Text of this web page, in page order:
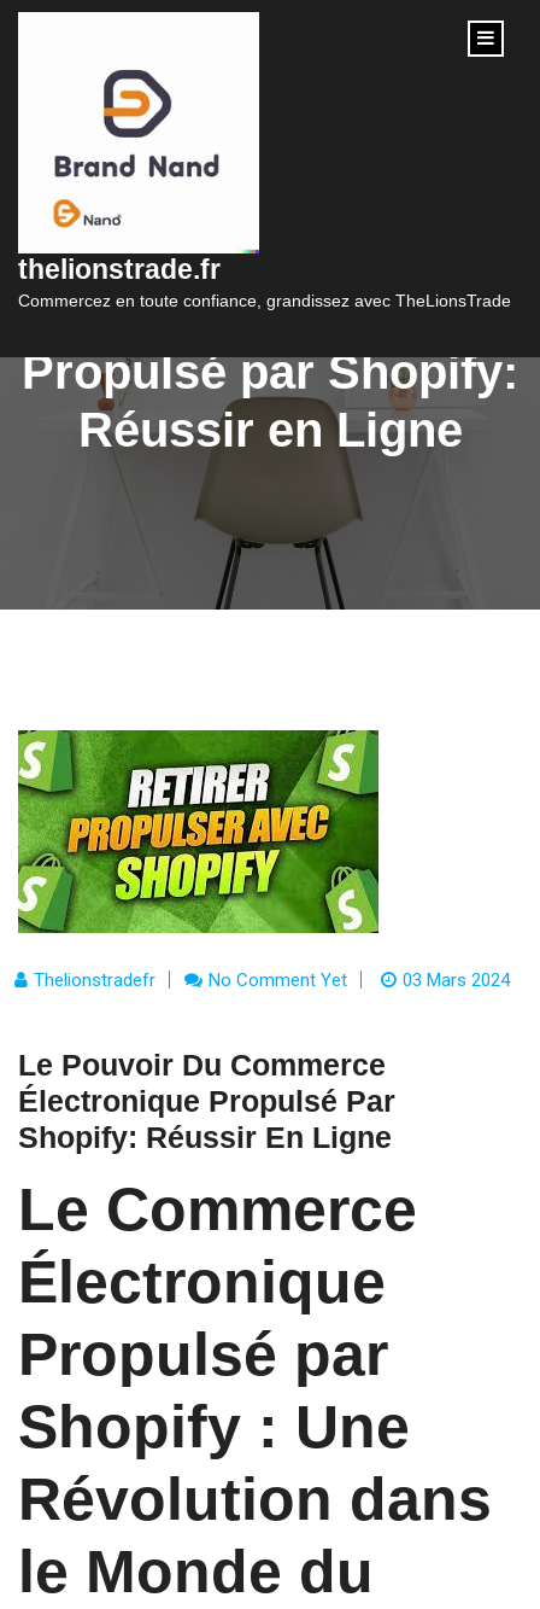
content
thelionstrade.fr
Commercez en toute confiance, grandissez avec TheLionsTrade
Commerce
Électronique
Propulsé par Shopify:
Réussir en Ligne
Thelionstradefr No Comment Yet 03 Mars 2024
Le Pouvoir Du Commerce
Électronique Propulsé Par
Shopify: Réussir En Ligne
Le Commerce
Électronique
Propulsé par
Shopify : Une
Révolution dans
le Monde du